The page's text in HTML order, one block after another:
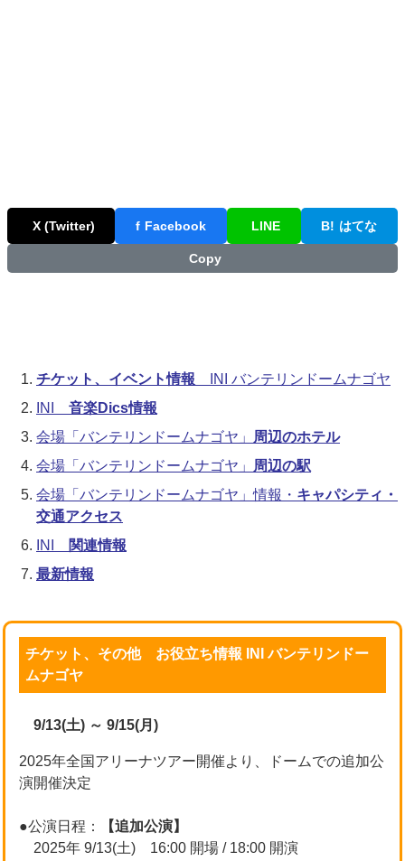
X (Twitter) f Facebook LINE B! はてな
Copy
チケット、イベント情報 INI バンテリンドームナゴヤ
INI 音楽Dics情報
会場「バンテリンドームナゴヤ」
周辺のホテル
会場「バンテリンドームナゴヤ」
周辺の駅
会場「バンテリンドームナゴヤ」情報・ キャパシティ・
交通アクセス
INI
関連情報
最新情報
チケット、その他 お役立ち情報 INI バンテリンドー
ムナゴヤ
9/13(土) ～ 9/15(月)
2025年全国アリーナツアー開催より、ドームでの追加公
演開催決定
●公演日程：
【追加公演】
2025年 9/13(土) 16:00 開場 / 18:00 開演